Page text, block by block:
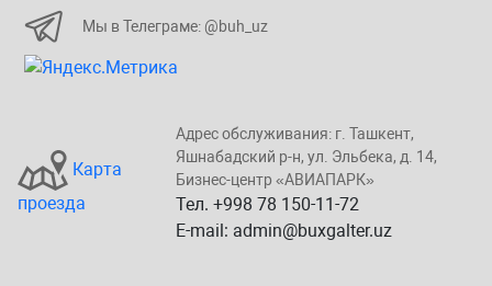
Мы в Телеграме: @buh_uz
Карта
проезда
Адрес обслуживания: г. Taшкент,
Яшнaбaдский p-н, yл. Эльбeка, д. 14,
Бизнеc-центp «ABИАПAPК»
Тел. +998 78 150-11-72
E-mail: admin@buxgalter.uz